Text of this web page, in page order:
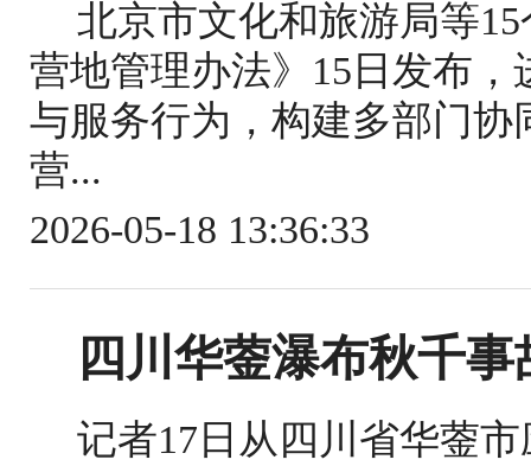
北京市文化和旅游局等
营地管理办法》15日发布
与服务行为，构建多部门
营...
2026-05-18 13:36:33
四川华蓥瀑布秋千
记者17日从四川省华蓥